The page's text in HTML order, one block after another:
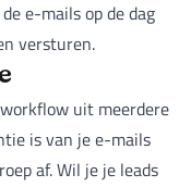
e-mails op de dag
versturen.
uit meerdere
is van je e-mails
af. Wil je je leads